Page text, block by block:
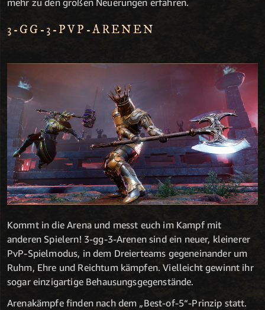
mehr zu den großen Neuerungen erfahren.
3-GG-3-PVP-ARENEN
Kommt in die Arena und messt euch im Kampf mit
anderen Spielern! 3-gg-3-Arenen sind ein neuer, kleinerer
PvP-Spielmodus, in dem Dreierteams gegeneinander um
Ruhm, Ehre und Reichtum kämpfen. Vielleicht gewinnt ihr
sogar einzigartige Behausungsgegenstände.
Arenakämpfe finden nach dem „Best-of-5“-Prinzip statt.